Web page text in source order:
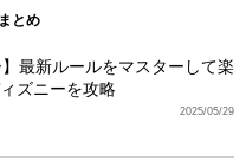
とめ
】最新ルールをマスターして楽
ズニーを攻略
2025/05/29